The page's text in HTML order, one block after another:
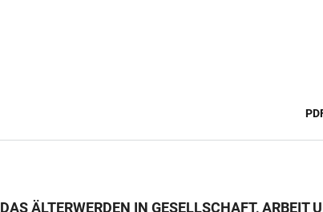
ÄLTERWERDEN IN GESELLSCHAFT, ARBEIT